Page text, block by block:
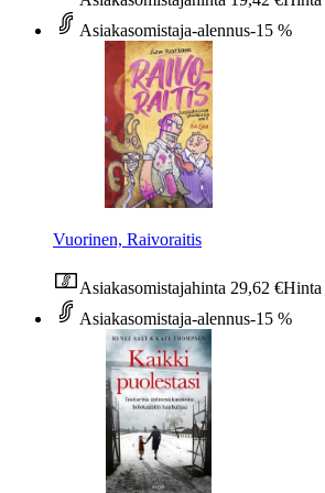
Asiakasomistaja-alennus-15 %
Vuorinen, Raivoraitis
Asiakasomistajahinta 29,62 €Hinta
Asiakasomistaja-alennus-15 %